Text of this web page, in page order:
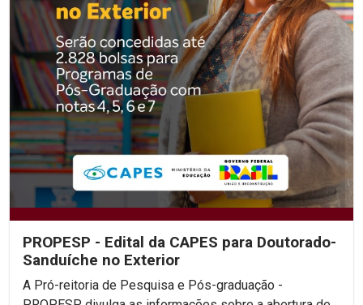
PROPESP - Edital da CAPES para Doutorado-
Sanduíche no Exterior
A Pró-reitoria de Pesquisa e Pós-graduação -